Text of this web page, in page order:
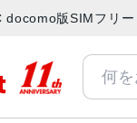
版SIMフリ